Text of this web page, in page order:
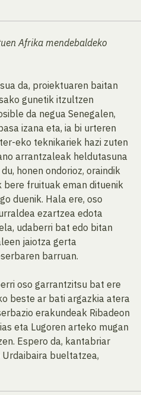
Afrika mendebaldeko
da, proiektuaren baitan
gunetik itzultzen
da negua Senegalen,
izana eta, ia bi urteren
eko teknikariek hazi zuten
arrantzaleak heldutasuna
honen ondorioz, oraindik
fruituak eman dituenik
duenik. Hala ere, oso
ezartzea edota
udaberri bat edo bitan
jaiotza gerta
barruan.
oso garrantzitsu bat ere
beste ar bati argazkia atera
erakundeak Ribadeon
eta Lugoren arteko mugan
Espero da, kantabriar
bueltatzea,